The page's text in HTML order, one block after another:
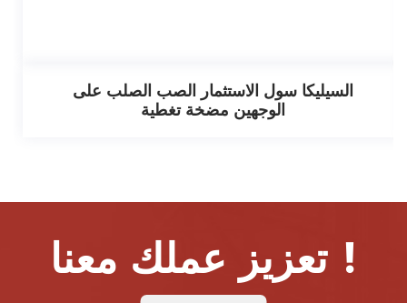
السيليكا سول الاستثمار الصب الصلب على
الوجهين مضخة تغطية
تعزيز عملك معنا !